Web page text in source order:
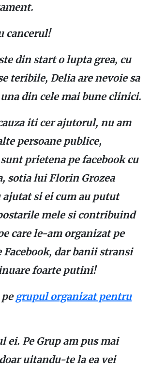
cancerul!
din start o lupta grea, cu
teribile, Delia are nevoie sa
din cele mai bune clinici.
iti cer ajutorul, nu am
persoane publice,
prietena pe facebook cu
sotia lui Florin Grozea
ajutat si ei cum au putut
mele si contribuind
care le-am organizat pe
Facebook, dar banii stransi
foarte putini!
grupul organizat pentru
ei. Pe Grup am pus mai
uitandu-te la ea vei